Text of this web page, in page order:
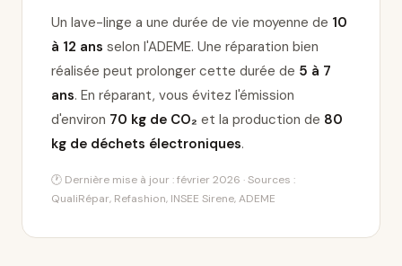
Un lave-linge a une durée de vie moyenne de 10
à 12 ans selon l'ADEME. Une réparation bien
réalisée peut prolonger cette durée de 5 à 7
ans. En réparant, vous évitez l'émission
d'environ 70 kg de CO₂ et la production de 80
kg de déchets électroniques.
🕐 Dernière mise à jour : février 2026 · Sources :
QualiRépar, Refashion, INSEE Sirene, ADEME